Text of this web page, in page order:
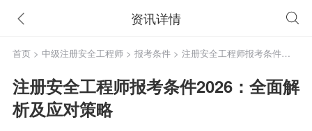
资讯详情
首页 > 中级注册安全工程师 > 报考条件> 注册安全工程师报考条件
注册安全工程师报考条件2026：全面解
析及应对策略